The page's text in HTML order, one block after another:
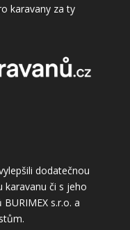
karavanyza ty
dodatečnou
karavanu či s jeho
BURIMEX s.r.o. a